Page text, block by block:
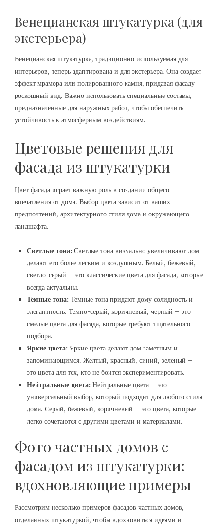
Венецианская штукатурка (для
экстерьера)
Венецианская штукатурка, традиционно используемая для
интерьеров, теперь адаптирована и для экстерьера. Она создает
эффект мрамора или полированного камня, придавая фасаду
роскошный вид. Важно использовать специальные составы,
предназначенные для наружных работ, чтобы обеспечить
устойчивость к атмосферным воздействиям.
Цветовые решения для
фасада из штукатурки
Цвет фасада играет важную роль в создании общего
впечатления от дома. Выбор цвета зависит от ваших
предпочтений, архитектурного стиля дома и окружающего
ландшафта.
Светлые тона: Светлые тона визуально увеличивают дом,
делают его более легким и воздушным. Белый, бежевый,
светло-серый – это классические цвета для фасада, которые
всегда актуальны.
Темные тона: Темные тона придают дому солидность и
элегантность. Темно-серый, коричневый, черный – это
смелые цвета для фасада, которые требуют тщательного
подбора.
Яркие цвета: Яркие цвета делают дом заметным и
запоминающимся. Желтый, красный, синий, зеленый –
это цвета для тех, кто не боится экспериментировать.
Нейтральные цвета: Нейтральные цвета – это
универсальный выбор, который подходит для любого стиля
дома. Серый, бежевый, коричневый – это цвета, которые
легко сочетаются с другими цветами и материалами.
Фото частных домов с
фасадом из штукатурки:
вдохновляющие примеры
Рассмотрим несколько примеров фасадов частных домов,
отделанных штукатуркой, чтобы вдохновиться идеями и